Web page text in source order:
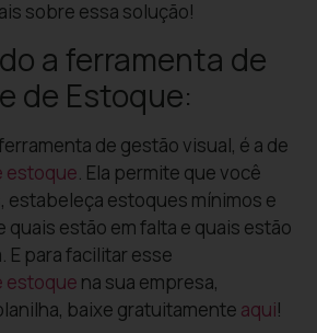
sobre essa solução!
a ferramenta de
de Estoque:
de gestão visual, é a de
estoque . Ela permite que você
estabeleça estoques mínimos e
quais estão em falta e quais estão
E para facilitar esse
estoque na sua empresa,
baixe gratuitamente aqui!